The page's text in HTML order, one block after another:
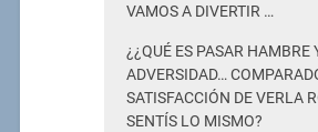
VAMOS A DIVERTIR …
¿¿QUÉ ES PASAR HAMBRE
ADVERSIDAD…
SATISFACCIÓN DE VERLA
SENTÍS LO MISMO?